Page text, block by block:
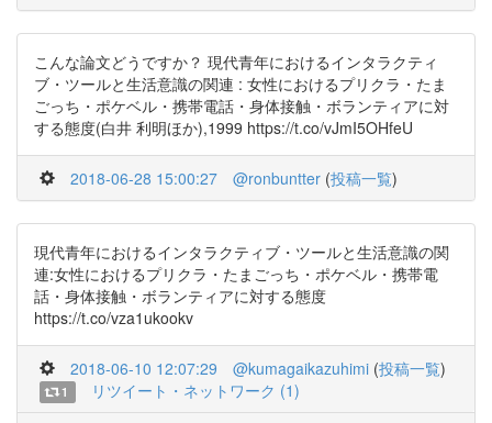
こんな論文どうですか？ 現代青年におけるインタラクティ
ブ・ツールと生活意識の関連 : 女性におけるプリクラ・たま
ごっち・ポケベル・携帯電話・身体接触・ボランティアに対
する態度(白井 利明ほか),1999 https://t.co/vJmI5OHfeU
2018-06-28 15:00:27 @ronbuntter (投稿一覧)
現代青年におけるインタラクティブ・ツールと生活意識の関
連:女性におけるプリクラ・たまごっち・ポケベル・携帯電
話・身体接触・ボランティアに対する態度
https://t.co/vza1ukookv
2018-06-10 12:07:29 @kumagaikazuhimi (投稿一覧)
1 リツイート・ネットワーク (1)